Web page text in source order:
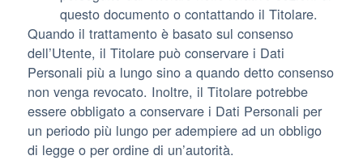
questo documento o contattando il Titolare.
Quando il trattamento è basato sul consenso
dell’Utente, il Titolare può conservare i Dati
Personali più a lungo sino a quando detto consenso
non venga revocato. Inoltre, il Titolare potrebbe
essere obbligato a conservare i Dati Personali per
un periodo più lungo per adempiere ad un obbligo
di legge o per ordine di un’autorità.